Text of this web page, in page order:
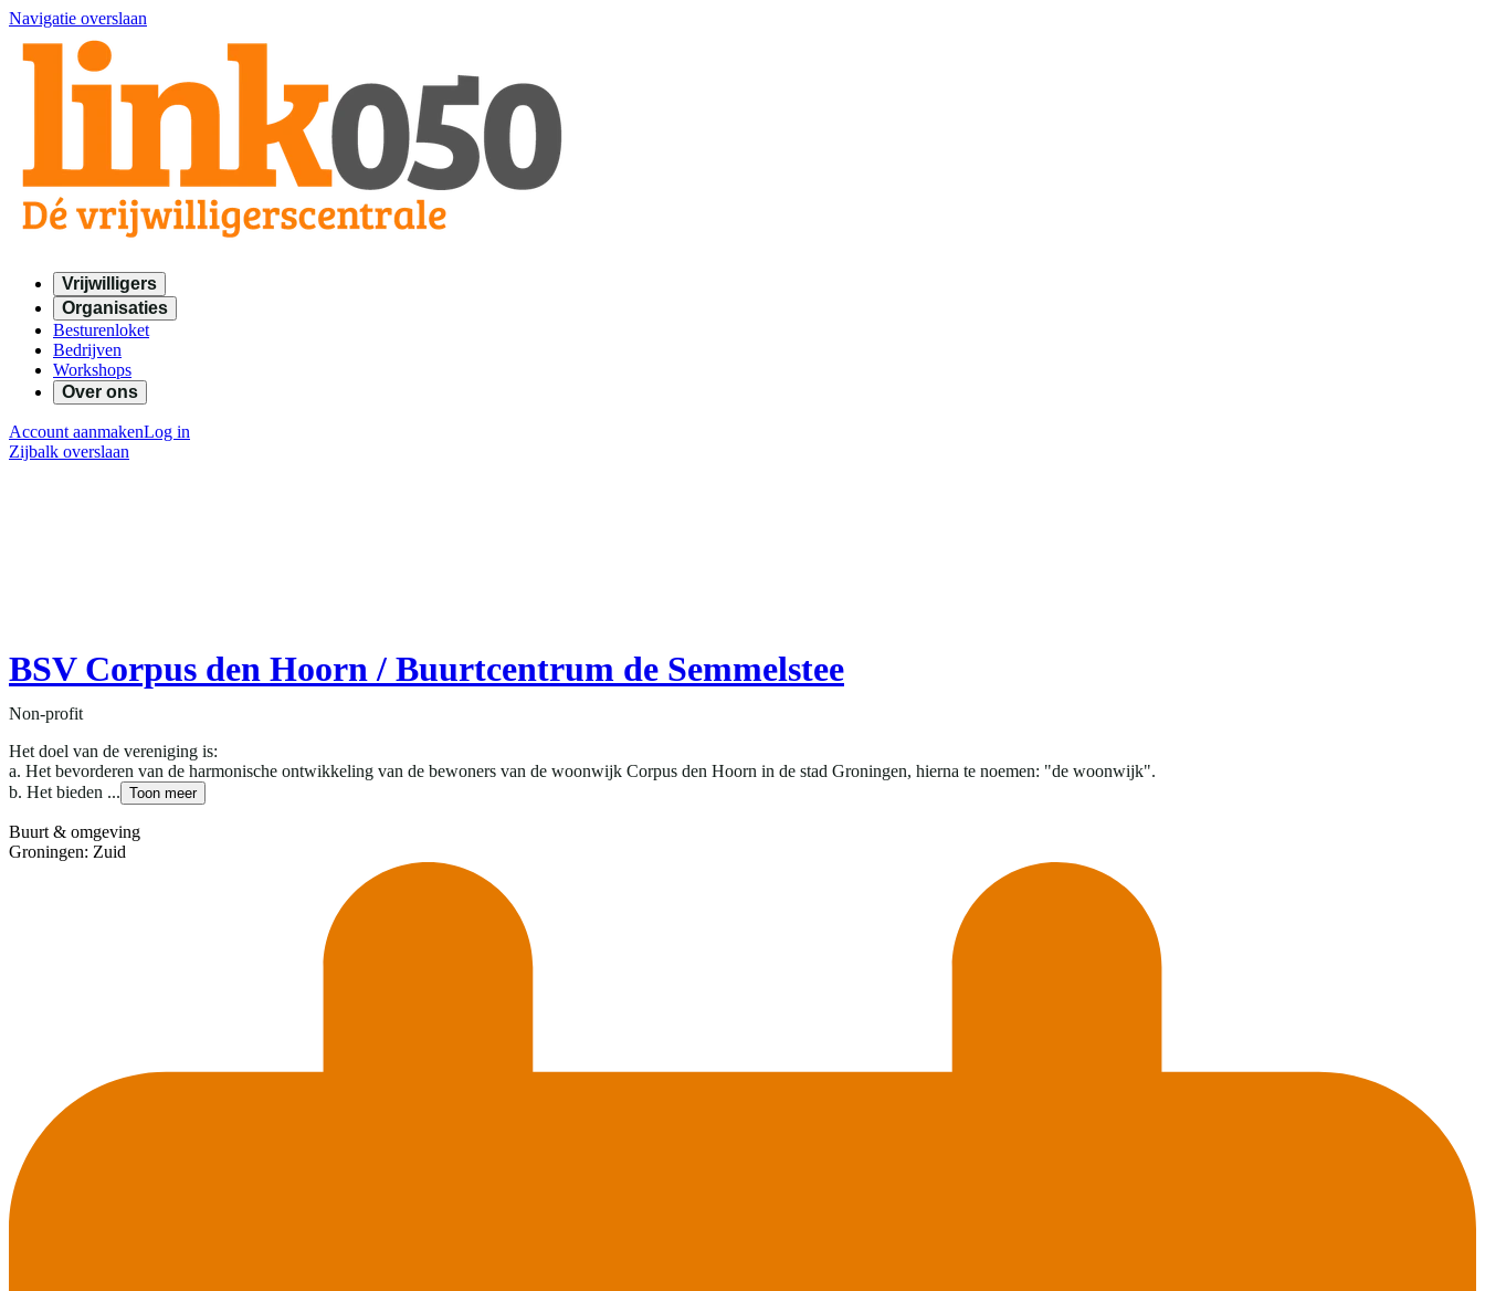
Navigatie overslaan
Vrijwilligers
Organisaties
Besturenloket
Bedrijven
Workshops
Over ons
Account aanmakenLog in
Zijbalk overslaan
BSV Corpus den Hoorn / Buurtcentrum de Semmelstee
Non-profit
Het doel van de vereniging is:
a. Het bevorderen van de harmonische ontwikkeling van de bewoners van de woonwijk Corpus den Hoorn in de stad Groningen, hierna te noemen: "de woonwijk".
b. Het bieden ... Toon meer
Buurt & omgeving
Groningen: Zuid